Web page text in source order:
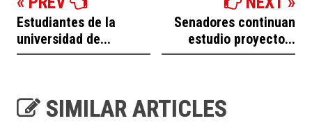
Estudiantes de la
universidad de...
Senadores continuan
estudio proyecto...
SIMILAR ARTICLES